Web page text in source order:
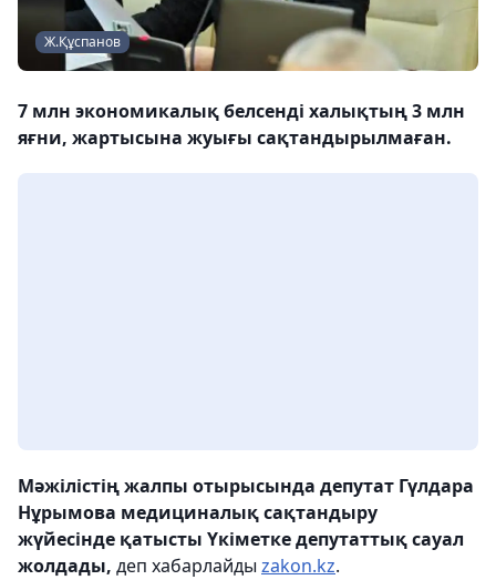
Ж.Құспанов
7 млн экономикалық белсенді халықтың 3 млн
яғни, жартысына жуығы сақтандырылмаған.
Мәжілістің жалпы отырысында депутат Гүлдара
Нұрымова медициналық сақтандыру
жүйесінде қатысты Үкіметке депутаттық сауал
жолдады, деп хабарлайды zakon.kz.